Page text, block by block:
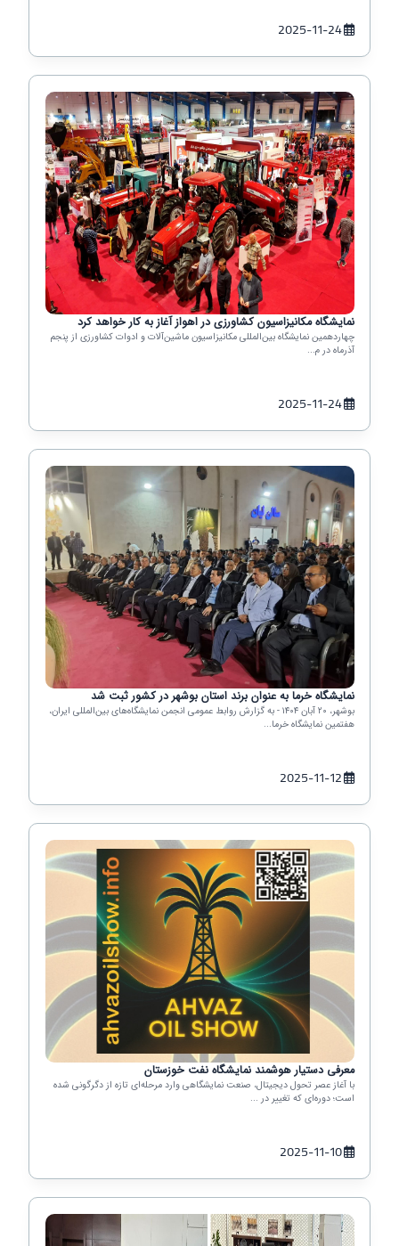
2025-11-24
نمایشگاه مکانیزاسیون کشاورزی در اهواز آغاز به کار خواهد کرد
چهاردهمین نمایشگاه بین‌المللی مکانیزاسیون ماشین‌آلات و ادوات کشاورزی از پنجم
آذرماه در م...
2025-11-24
نمایشگاه خرما به عنوان برند استان بوشهر در کشور ثبت شد
بوشهر، ۲۰ آبان ۱۴۰۴ - به گزارش روابط عمومی انجمن نمایشگاه‌های بین‌المللی ایران،
هفتمین نمایشگاه خرما...
معرفی دستیار هوشمند نمایشگاه نفت خوزستان
با آغاز عصر تحول دیجیتال، صنعت نمایشگاهی وارد مرحله‌ای تازه از دگرگونی شده
است؛ دوره‌ای که تغییر در ...
2025-11-10